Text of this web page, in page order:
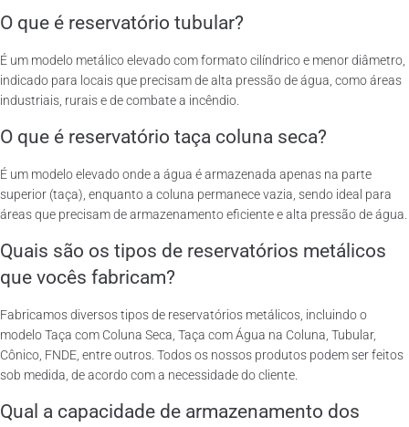
O que é reservatório tubular?
É um modelo metálico elevado com formato cilíndrico e menor diâmetro,
indicado para locais que precisam de alta pressão de água, como áreas
industriais, rurais e de combate a incêndio.
O que é reservatório taça coluna seca?
É um modelo elevado onde a água é armazenada apenas na parte
superior (taça), enquanto a coluna permanece vazia, sendo ideal para
áreas que precisam de armazenamento eficiente e alta pressão de água.
Quais são os tipos de reservatórios metálicos
que vocês fabricam?
Fabricamos diversos tipos de reservatórios metálicos, incluindo o
modelo Taça com Coluna Seca, Taça com Água na Coluna, Tubular,
Cônico, FNDE, entre outros. Todos os nossos produtos podem ser feitos
sob medida, de acordo com a necessidade do cliente.
Qual a capacidade de armazenamento dos